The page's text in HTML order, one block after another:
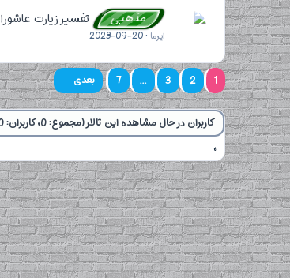
مذهبی تفسیر زیارت عاشورا
ایرما 2023-09-20
1
2
3
...
7 بعدی
کاربران در حال مشاهده این تالار (مجموع: 0، کاربران: 0، مهمان‌ها: 0)